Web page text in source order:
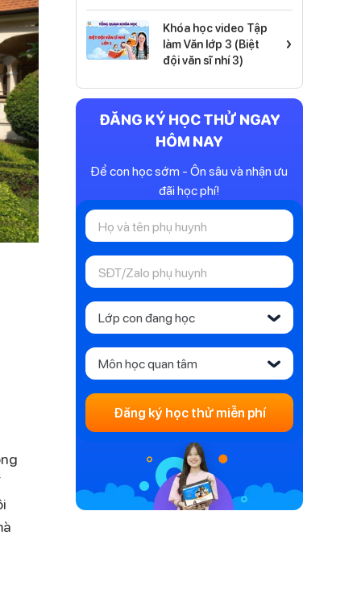
Khóa học video Tập
làm Văn lớp 3 (Biệt
đội văn sĩ nhí 3)
›
ĐĂNG KÝ HỌC THỬ NGAY
HÔM NAY
Để con học sớm - Ôn sâu và nhận ưu
đãi học phí!
Lớp con đang học ‹
Môn học quan tâm ‹
Đăng ký học thử miễn phí